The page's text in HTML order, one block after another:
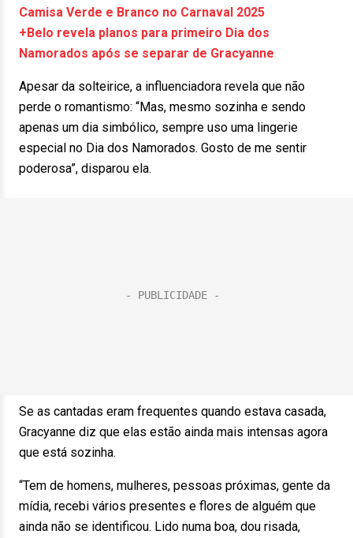
Camisa Verde e Branco no Carnaval 2025
+Belo revela planos para primeiro Dia dos
Namorados após se separar de Gracyanne
Apesar da solteirice, a influenciadora revela que não
perde o romantismo: “Mas, mesmo sozinha e sendo
apenas um dia simbólico, sempre uso uma lingerie
especial no Dia dos Namorados. Gosto de me sentir
poderosa”, disparou ela.
Se as cantadas eram frequentes quando estava casada,
Gracyanne diz que elas estão ainda mais intensas agora
que está sozinha.
“Tem de homens, mulheres, pessoas próximas, gente da
mídia, recebi vários presentes e flores de alguém que
ainda não se identificou. Lido numa boa, dou risada,